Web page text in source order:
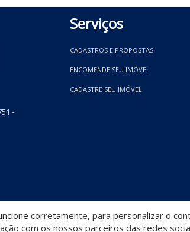
-
Serviços
CADASTROS E PROPOSTAS
ENCOMENDE SEU IMÓVEL
CADASTRE SEU IMÓVEL
corretamente, para personalizar o
com os nossos parceiros das redes